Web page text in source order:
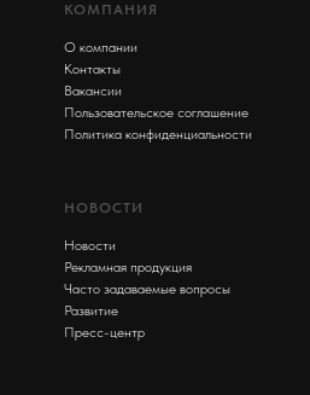
КОМПАНИЯ
О компании
Контакты
Вакансии
Пользовательское соглашение
Политика конфиденциальности
НОВОСТИ
Новости
Рекламная продукция
Часто задаваемые вопросы
Развитие
Пресс-центр